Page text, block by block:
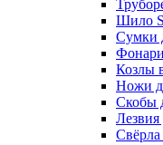
Шило
Сумки
Козлы
Ножи
Скобы
Свёрла